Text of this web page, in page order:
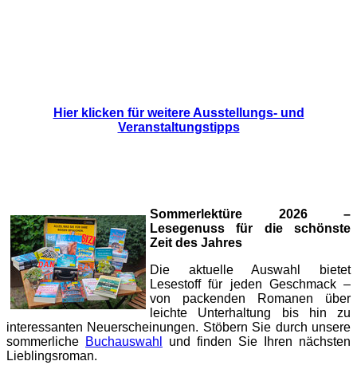
Hier klicken für weitere Ausstellungs- und
Veranstaltungstipps
Sommerlektüre 2026 –
Lesegenuss für die schönste
Zeit des Jahres
Die aktuelle Auswahl bietet
Lesestoff für jeden Geschmack –
von packenden Romanen über
leichte Unterhaltung bis hin zu
interessanten Neuerscheinungen. Stöbern Sie durch unsere
sommerliche Buchauswahl
und finden Sie Ihren nächsten
Lieblingsroman.